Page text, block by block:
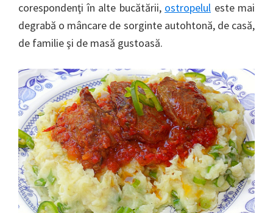
corespondenţi în alte bucătării, ostropelul este mai
degrabă o mâncare de sorginte autohtonă, de casă,
de familie şi de masă gustoasă.